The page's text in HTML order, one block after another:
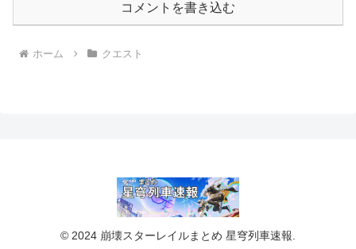
コメントを書き込む
ホーム クエスト
© 2024 崩壊スターレイルまとめ 星穹列車速報.